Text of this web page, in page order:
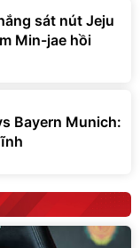
sát nút Jeju
Min-jae hồi
Bayern Munich: